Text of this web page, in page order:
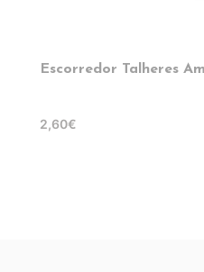
Escorredor Talheres
2,60€